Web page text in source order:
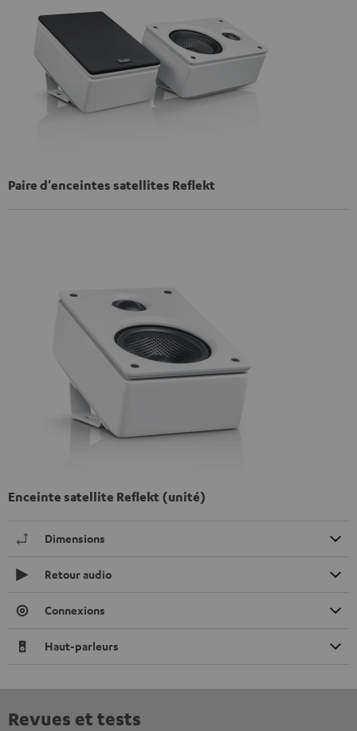
Paire d'enceintes satellites Reflekt
Enceinte satellite Reflekt (unité)
Dimensions
Retour audio
Connexions
Haut-parleurs
Revues et tests